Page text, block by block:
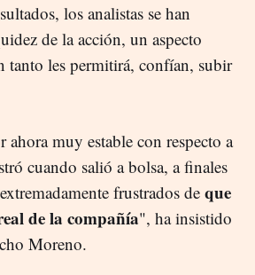
los analistas se han
de la acción, un aspecto
tanto les permitirá, confían, subir
ahora muy estable con respecto a
cuando salió a bolsa, a finales
frustrados de que
de la compañía", ha insistido
Moreno.